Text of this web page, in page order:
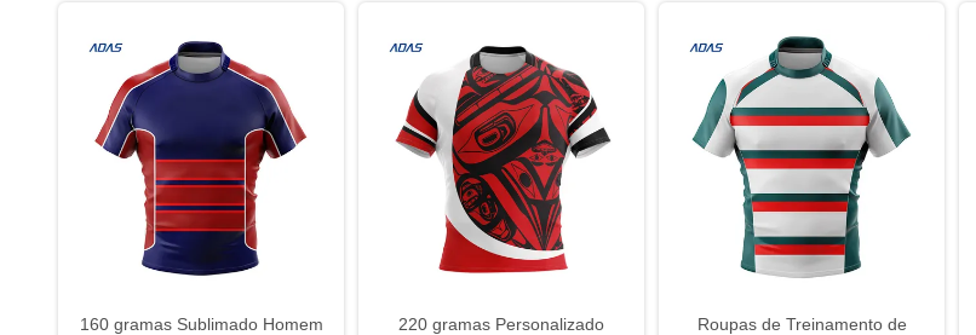
160 gramas Sublimado Homem
220 gramas Personalizado
Roupas de Treinamento de